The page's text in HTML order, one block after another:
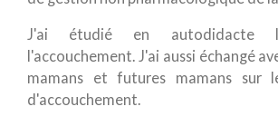
J'ai étudié en
l'accouchement. J'ai aussi échangé
mamans et futures mamans sur
d'accouchement.